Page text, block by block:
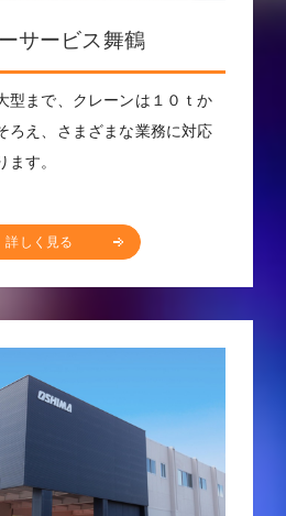
サービス舞鶴
型まで、クレーンは１０ｔか
ろえ、さまざまな業務に対応
す。
詳しく見る